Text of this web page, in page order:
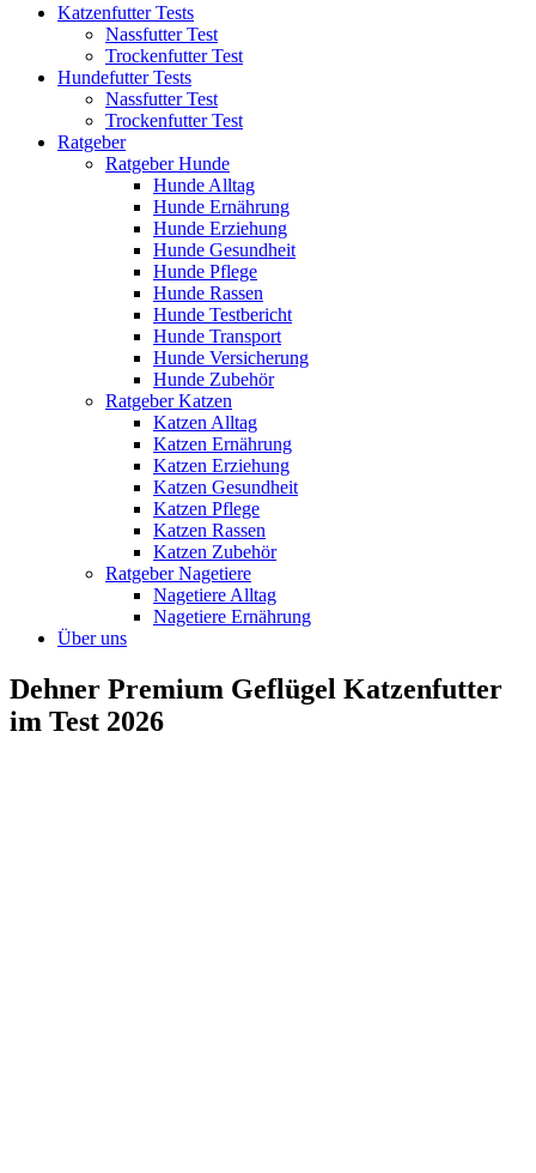
Katzenfutter Tests
Nassfutter Test
Trockenfutter Test
Hundefutter Tests
Nassfutter Test
Trockenfutter Test
Ratgeber
Ratgeber Hunde
Hunde Alltag
Hunde Ernährung
Hunde Erziehung
Hunde Gesundheit
Hunde Pflege
Hunde Rassen
Hunde Testbericht
Hunde Transport
Hunde Versicherung
Hunde Zubehör
Ratgeber Katzen
Katzen Alltag
Katzen Ernährung
Katzen Erziehung
Katzen Gesundheit
Katzen Pflege
Katzen Rassen
Katzen Zubehör
Ratgeber Nagetiere
Nagetiere Alltag
Nagetiere Ernährung
Über uns
Dehner Premium Geflügel Katzenfutter
im Test 2026